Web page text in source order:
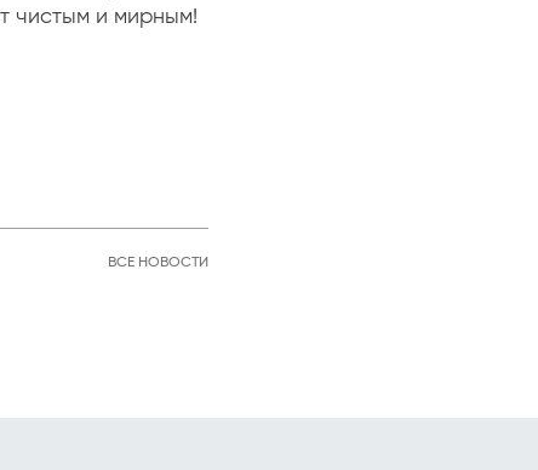
чистым и мирным!
ВСЕ НОВОСТИ